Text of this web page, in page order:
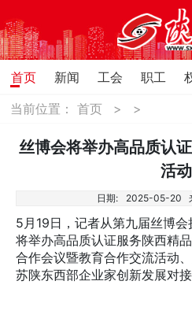
首页 新闻 工会 职工
当前位置：首页 > >
丝博会将举办高品质认
活动
日期: 2025-05-20
5月19日，记者从第九届丝博
将举办高品质认证服务陕西精
合作会议暨教育合作交流活动
苏陕东西部企业家创新发展对